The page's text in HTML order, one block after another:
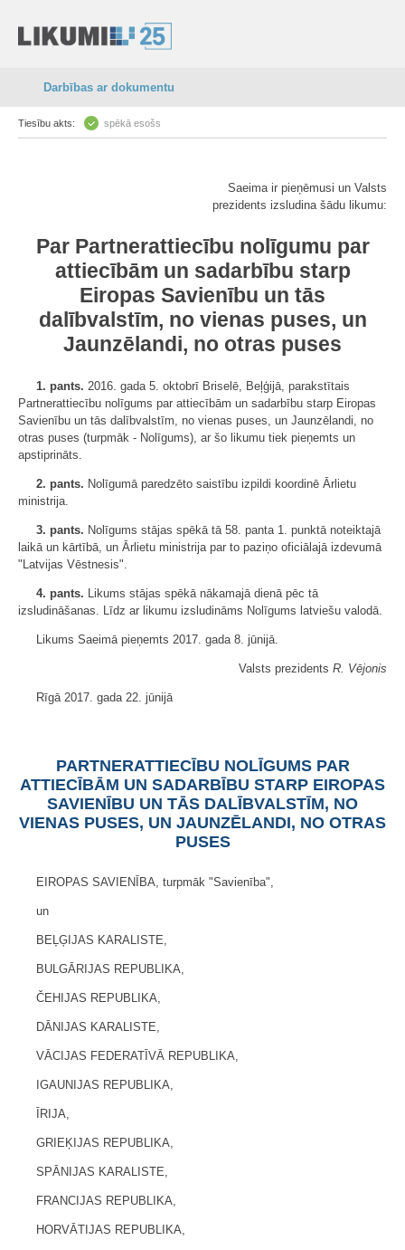
Darbības ar dokumentu
Tiesību akts: spēkā esošs
Saeima ir pieņēmusi un Valsts
prezidents izsludina šādu likumu:
Par Partnerattiecību nolīgumu par
attiecībām un sadarbību starp
Eiropas Savienību un tās
dalībvalstīm, no vienas puses, un
Jaunzēlandi, no otras puses
1. pants. 2016. gada 5. oktobrī Briselē, Beļģijā, parakstītais
Partnerattiecību nolīgums par attiecībām un sadarbību starp Eiropas
Savienību un tās dalībvalstīm, no vienas puses, un Jaunzēlandi, no
otras puses (turpmāk - Nolīgums), ar šo likumu tiek pieņemts un
apstiprināts.
2. pants. Nolīgumā paredzēto saistību izpildi koordinē Ārlietu
ministrija.
3. pants. Nolīgums stājas spēkā tā 58. panta 1. punktā noteiktajā
laikā un kārtībā, un Ārlietu ministrija par to paziņo oficiālajā izdevumā
"Latvijas Vēstnesis".
4. pants. Likums stājas spēkā nākamajā dienā pēc tā
izsludināšanas. Līdz ar likumu izsludināms Nolīgums latviešu valodā.
Likums Saeimā pieņemts 2017. gada 8. jūnijā.
Valsts prezidents R. Vējonis
Rīgā 2017. gada 22. jūnijā
PARTNERATTIECĪBU NOLĪGUMS PAR
ATTIECĪBĀM UN SADARBĪBU STARP EIROPAS
SAVIENĪBU UN TĀS DALĪBVALSTĪM, NO
VIENAS PUSES, UN JAUNZĒLANDI, NO OTRAS
PUSES
EIROPAS SAVIENĪBA, turpmāk "Savienība",
un
BEĻĢIJAS KARALISTE,
BULGĀRIJAS REPUBLIKA,
ČEHIJAS REPUBLIKA,
DĀNIJAS KARALISTE,
VĀCIJAS FEDERATĪVĀ REPUBLIKA,
IGAUNIJAS REPUBLIKA,
ĪRIJA,
GRIEĶIJAS REPUBLIKA,
SPĀNIJAS KARALISTE,
FRANCIJAS REPUBLIKA,
HORVĀTIJAS REPUBLIKA,